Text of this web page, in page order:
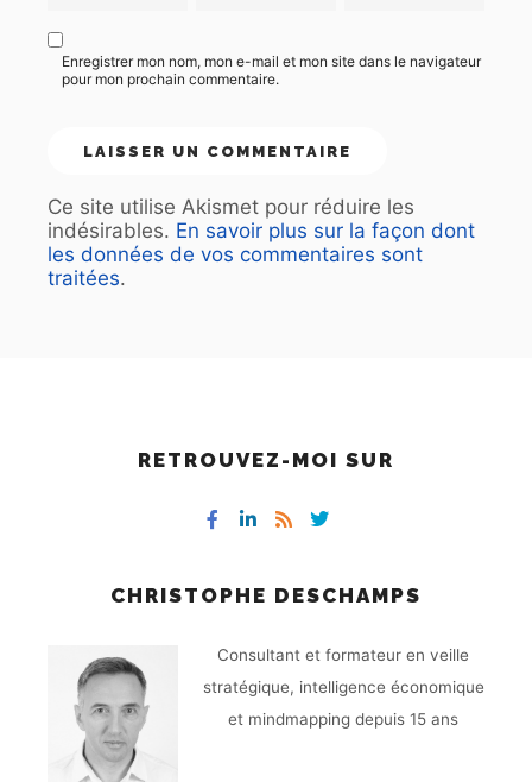
Enregistrer mon nom, mon e-mail et mon site dans le navigateur
pour mon prochain commentaire.
Ce site utilise Akismet pour réduire les
indésirables. En savoir plus sur la façon dont
les données de vos commentaires sont
traitées.
RETROUVEZ-MOI SUR
CHRISTOPHE DESCHAMPS
Consultant et formateur en veille
stratégique, intelligence économique
et mindmapping depuis 15 ans